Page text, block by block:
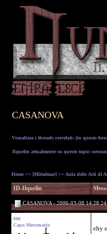
CASANOVA
Visualizza i threads correlati: (in questo
Ilquelin attualmente su questo topic:
Home>> [Mittalmar]>> Aula delle Arti di
ID-Ilquelin
CASANOVA - 2006-03-08 14:28:24
toe
Capo Mercenario
ehy